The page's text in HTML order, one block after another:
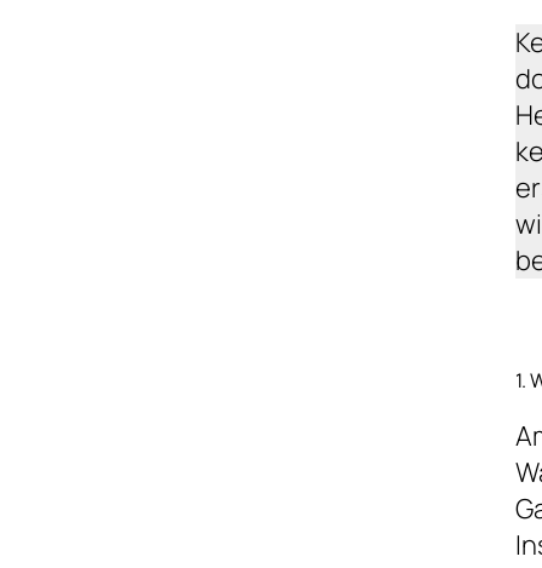
1.